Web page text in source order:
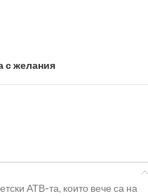
с желания
АТВ-та, които вече са на